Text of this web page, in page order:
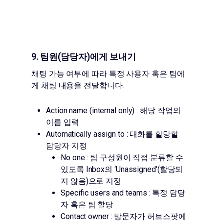
9. 팀원(담당자)에게 보내기
채팅 가능 여부에 따라 특정 사용자 혹은 팀에
게 채팅 내용을 전달합니다.
Action name (internal only) : 해당 작업의
이름 입력
Automatically assign to : 대화를 할당할
담당자 지정
No one : 팀 구성원이 직접 분류할 수
있도록 Inbox의 ‘Unassigned'(할당되
지 않음)으로 지정
Specific users and teams : 특정 담당
자 혹은 팀 할당
Contact owner : 방문자가 허브스팟에